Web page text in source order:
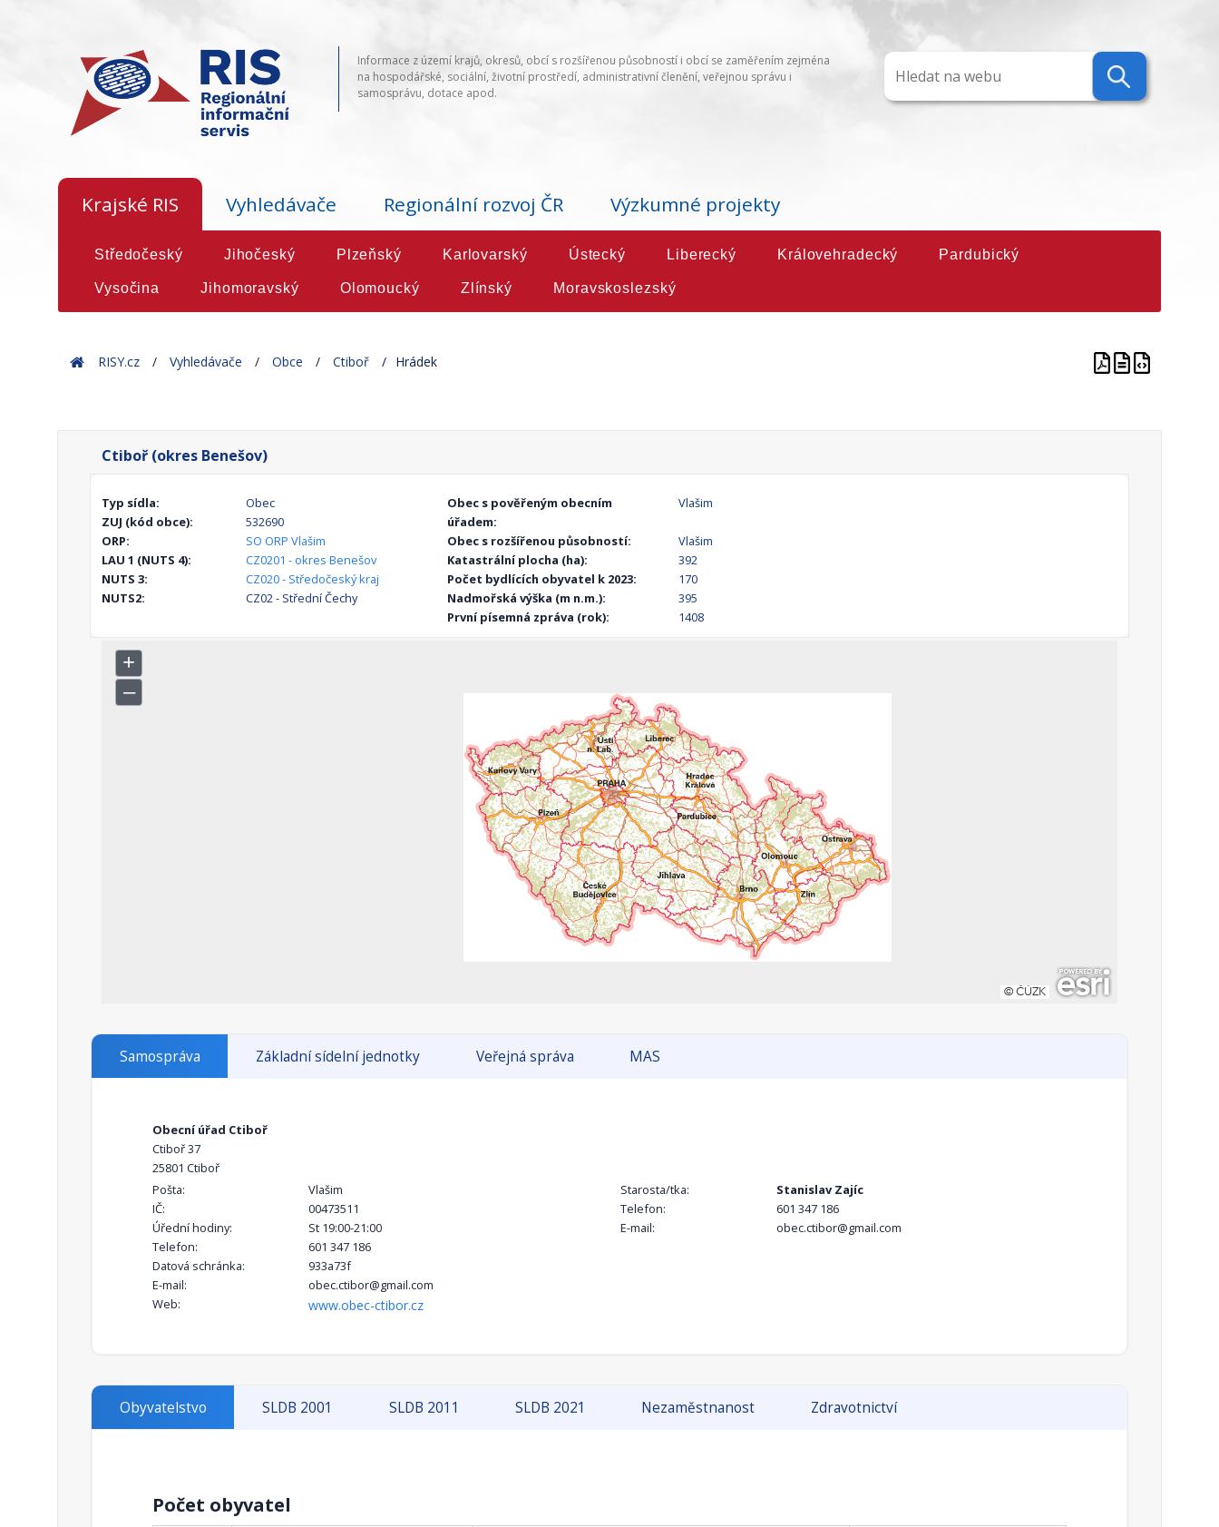
Informace z území krajů, okresů, obcí s rozšířenou působností i obcí se zaměřením zejména
na hospodářské, sociální, životní prostředí, administrativní členění, veřejnou správu i
samosprávu, dotace apod.
Krajské RIS Vyhledávače Regionální rozvoj ČR Výzkumné projekty
Středočeský Jihočeský Plzeňský Karlovarský Ústecký Liberecký Královehradecký Pardubický
Vysočina Jihomoravský Olomoucký Zlínský Moravskoslezský
HomeRISY.cz Vyhledávače Obce Ctiboř Hrádek
Ctiboř (okres Benešov)
Typ sídla:
Obec
ZUJ (kód obce):
532690
ORP:
SO ORP Vlašim
LAU 1 (NUTS 4):
CZ0201 - okres Benešov
NUTS 3:
CZ020 - Středočeský kraj
NUTS2:
CZ02 - Střední Čechy
Obec s pověřeným obecním
úřadem:
Vlašim
Obec s rozšířenou působností:
Vlašim
Katastrální plocha (ha):
392
Počet bydlících obyvatel k 2023:
170
Nadmořská výška (m n.m.):
395
První písemná zpráva (rok):
1408
Samospráva Základní sídelní jednotky Veřejná správa MAS
Obecní úřad Ctiboř
Ctiboř 37
25801 Ctiboř
Pošta:
Vlašim
IČ:
00473511
Úřední hodiny:
St 19:00-21:00
Telefon:
601 347 186
Datová schránka:
933a73f
E-mail:
obec.ctibor@gmail.com
Web:
www.obec-ctibor.cz
Starosta/tka:
Stanislav Zajíc
Telefon:
601 347 186
E-mail:
obec.ctibor@gmail.com
Obyvatelstvo SLDB 2001 SLDB 2011 SLDB 2021 Nezaměstnanost Zdravotnictví
Počet obyvatel